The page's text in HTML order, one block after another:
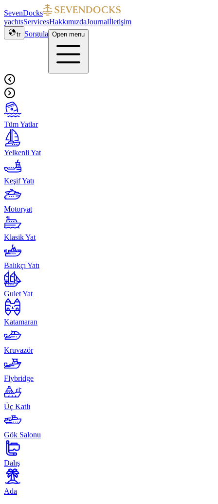
SevenDocks
yachtsServicesHakkımızdaJournalİletişim
tr Sorgula Open menu
Tüm Yatlar
Yelkenli Yat
Keşif Yatı
Motoryat
Klasik Yat
Balıkçı Yatı
Gulet Yat
Katamaran
Kruvazör
Flybridge
Üç Katlı
Gök Salonu
Dalış
Ada